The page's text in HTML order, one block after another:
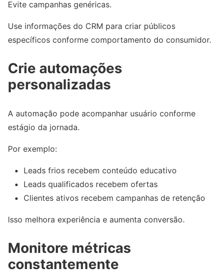
Evite campanhas genéricas.
Use informações do CRM para criar públicos
específicos conforme comportamento do consumidor.
Crie automações
personalizadas
A automação pode acompanhar usuário conforme
estágio da jornada.
Por exemplo:
Leads frios recebem conteúdo educativo
Leads qualificados recebem ofertas
Clientes ativos recebem campanhas de retenção
Isso melhora experiência e aumenta conversão.
Monitore métricas
constantemente